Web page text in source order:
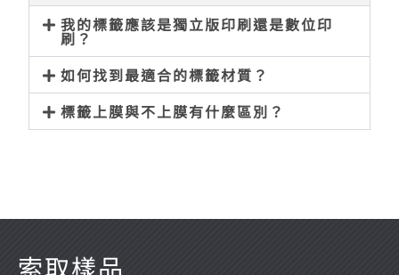
我的標籤應該是獨立版印刷還是數位印
刷？
如何找到最適合的標籤材質？
標籤上膜與不上膜有什麼區別？
索取樣品